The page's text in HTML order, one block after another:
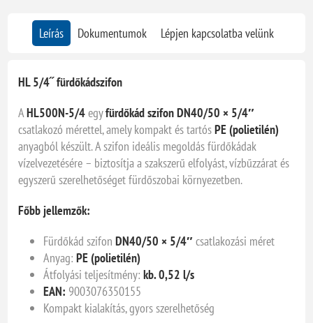
Leírás Dokumentumok Lépjen kapcsolatba velünk
HL 5/4˝ fürdőkádszifon
AHL500N-5/4egyfürdőkád szifonDN40/50 × 5/4″
csatlakozó mérettel, amely kompakt és tartósPE (polietilén)
anyagból készült. A szifon ideális megoldás fürdőkádak
vízelvezetésére – biztosítja a szakszerű elfolyást, vízbűzzárat és
egyszerű szerelhetőséget fürdőszobai környezetben.
Főbb jellemzők:
Fürdőkád szifonDN40/50 × 5/4″csatlakozási méret
Anyag:PE (polietilén)
Átfolyási teljesítmény:kb. 0,52 l/s
EAN: 9003076350155
Kompakt kialakítás, gyors szerelhetőség